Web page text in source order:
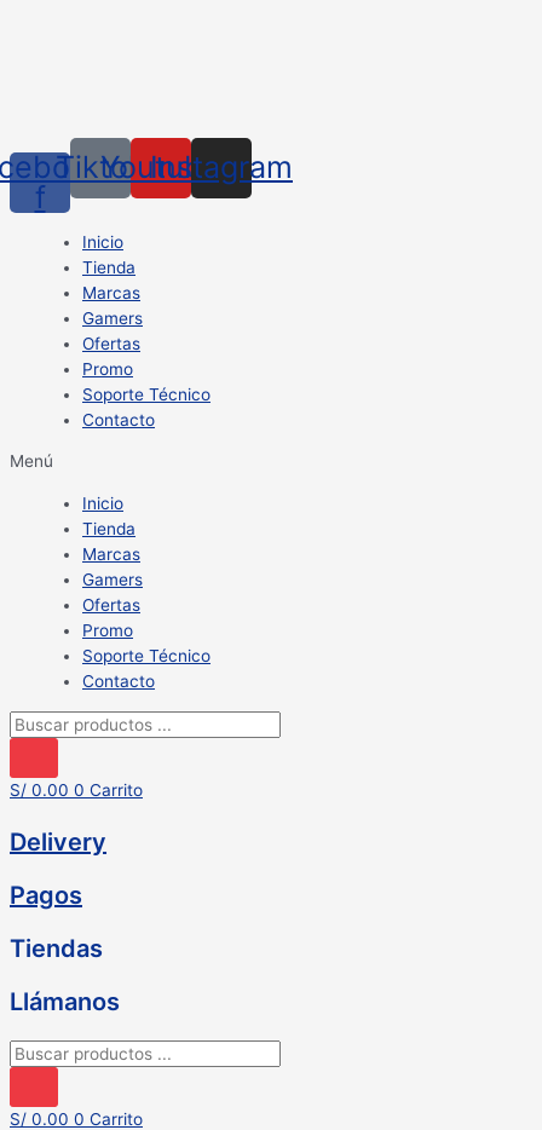
f
TiktokYoutube
Instagram
Inicio
Tienda
Marcas
Gamers
Ofertas
Promo
Soporte Técnico
Contacto
Menú
Inicio
Tienda
Marcas
Gamers
Ofertas
Promo
Soporte Técnico
Contacto
Búsqueda
productos
S/ 0.00 0 Carrito
Delivery
Pagos
Tiendas
Llámanos
Búsqueda
productos
S/ 0.00 0 Carrito